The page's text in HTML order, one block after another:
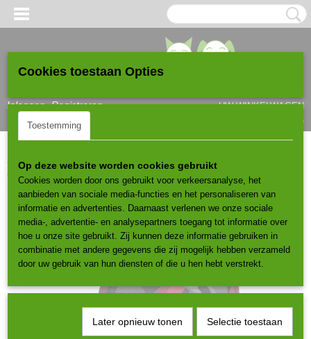
Inloggen Registreren
UW WINKELWAGEN
(0)
Home > Hondenfietskarren Large>
Topmast hondenfietskar
original - opvouwbaar - rood - large
Cookies toestaan Opties
Toestemming
Op deze website worden cookies gebruikt
Cookies worden door ons gebruikt voor verkeersanalyse, het
aanbieden van sociale media-functies en het personaliseren van
informatie en advertenties. Daarnaast verlenen we onze sociale
media-, advertentie- en analysepartners toegang tot informatie over
hoe u onze site gebruikt. Zij kunnen deze informatie gebruiken in
combinatie met andere gegevens die zij mogelijk hebben verzameld
door uw gebruik van hun diensten of die u hen hebt verstrekt.
Later opnieuw tonen Selectie toestaan